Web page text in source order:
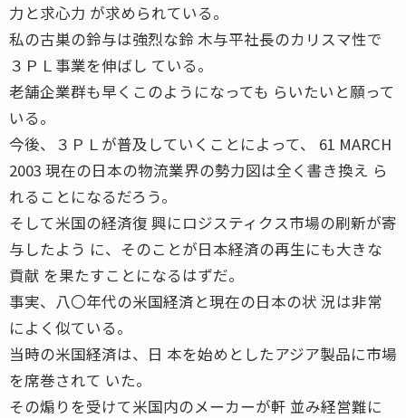
力と求心力 が求められている。
私の古巣の鈴与は強烈な鈴 木与平社長のカリスマ性で
３ＰＬ事業を伸ばし ている。
老舗企業群も早くこのようになっても らいたいと願って
いる。
今後、３ＰＬが普及していくことによって、 61 MARCH
2003 現在の日本の物流業界の勢力図は全く書き換え ら
れることになるだろう。
そして米国の経済復 興にロジスティクス市場の刷新が寄
与したよう に、そのことが日本経済の再生にも大きな
貢献 を果たすことになるはずだ。
事実、八〇年代の米国経済と現在の日本の状 況は非常
によく似ている。
当時の米国経済は、日 本を始めとしたアジア製品に市場
を席巻されて いた。
その煽りを受けて米国内のメーカーが軒 並み経営難に